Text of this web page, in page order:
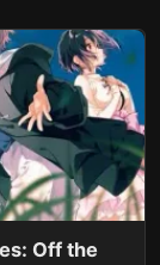
Off the